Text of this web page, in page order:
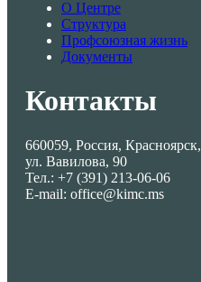
О Центре
Структура
Профсоюзная жизнь
Документы
Контакты
660059, Россия, Красноярск,
ул. Вавилова, 90
Тел.: +7 (391) 213-06-06
E-mail: office@kimc.ms